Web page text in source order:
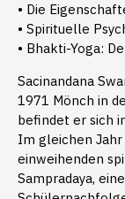
• Die
• Spirituelle
• Bhakti-Yoga:
Sacinandana
1971 Mönch in
befindet er sich
Im gleichen
einweihenden
Sampradaya,